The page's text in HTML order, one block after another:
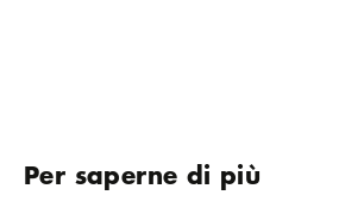
Per saperne di più